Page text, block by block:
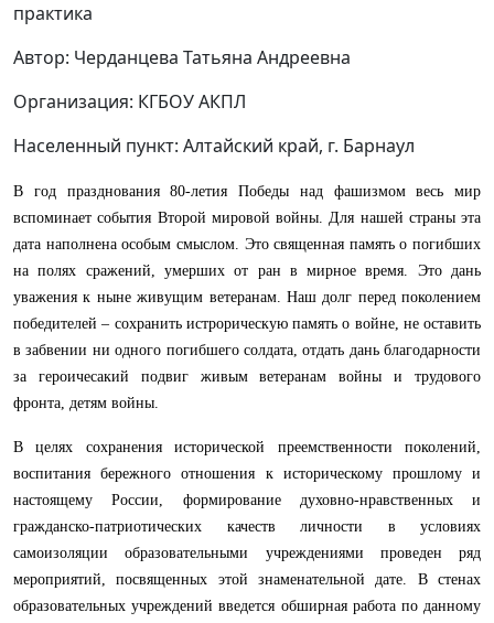
практика
Автор: Черданцева Татьяна Андреевна
Организация: КГБОУ АКПЛ
Населенный пункт: Алтайский край, г. Барнаул
В год празднования 80-летия Победы над фашизмом весь мир
вспоминает события Второй мировой войны. Для нашей страны эта
дата наполнена особым смыслом. Это священная память о погибших
на полях сражений, умерших от ран в мирное время. Это дань
уважения к ныне живущим ветеранам. Наш долг перед поколением
победителей – сохранить истрорическую память о войне, не оставить
в забвении ни одного погибшего солдата, отдать дань благодарности
за героичесакий подвиг живым ветеранам войны и трудового
фронта, детям войны.
В целях сохранения исторической преемственности поколений,
воспитания бережного отношения к историческому прошлому и
настоящему России, формирование духовно-нравственных и
гражданско-патриотических качеств личности в условиях
самоизоляции образовательными учреждениями проведен ряд
мероприятий, посвященных этой знаменательной дате. В стенах
образовательных учреждений введется обширная работа по данному